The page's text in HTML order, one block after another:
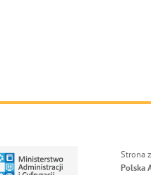
Strona
Polska